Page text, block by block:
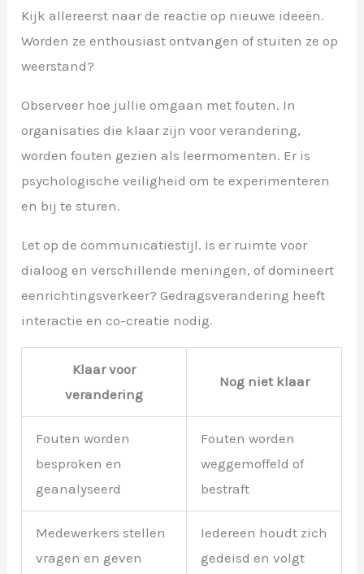
Kijk allereerst naar de reactie op nieuwe ideeën.
Worden ze enthousiast ontvangen of stuiten ze op
weerstand?
Observeer hoe jullie omgaan met fouten. In
organisaties die klaar zijn voor verandering,
worden fouten gezien als leermomenten. Er is
psychologische veiligheid om te experimenteren
en bij te sturen.
Let op de communicatiestijl. Is er ruimte voor
dialoog en verschillende meningen, of domineert
eenrichtingsverkeer? Gedragsverandering heeft
interactie en co-creatie nodig.
Klaar voor
verandering
Nog niet klaar
Fouten worden
besproken en
geanalyseerd
Fouten worden
weggemoffeld of
bestraft
Medewerkers stellen
vragen en geven
Iedereen houdt zich
gedeisd en volgt